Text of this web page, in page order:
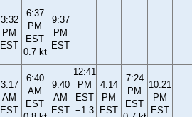
3:32
PM
EST
6:37
PM
EST
0.7 kt
9:37
PM
EST
3:17
AM
EST
6:40
AM
EST
9:40
AM
EST
12:41
PM
EST
−1.3
4:14
PM
EST
7:24
PM
EST
10:21
PM
EST